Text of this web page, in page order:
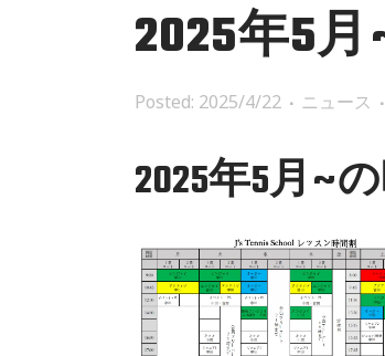
2025年5
Posted: 2025/4/22 ニュース
2025年5月~